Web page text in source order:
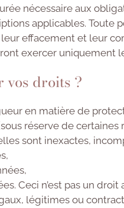
nécessaire aux
applicables. Toute
effacement et leur
exercer uniquement
vos droits ?
en matière de
réserve de certaines
sont inexactes,
Ceci n’est pas un
légitimes ou